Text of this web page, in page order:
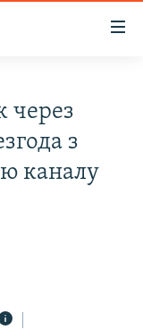
через
з
каналу